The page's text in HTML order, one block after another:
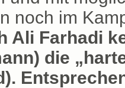
noch im
Ali Farhadi
die